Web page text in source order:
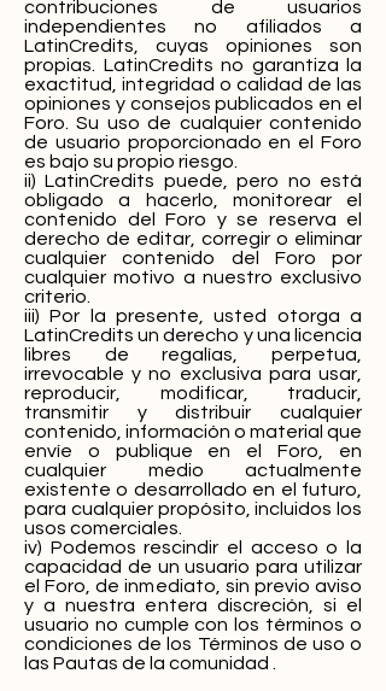
contribuciones de usuarios
independientes no afiliados a
LatinCredits, cuyas opiniones son
propias. LatinCredits no garantiza la
exactitud, integridad o calidad de las
opiniones y consejos publicados en el
Foro. Su uso de cualquier contenido
de usuario proporcionado en el Foro
es bajo su propio riesgo.
ii) LatinCredits puede, pero no está
obligado a hacerlo, monitorear el
contenido del Foro y se reserva el
derecho de editar, corregir o eliminar
cualquier contenido del Foro por
cualquier motivo a nuestro exclusivo
criterio.
iii) Por la presente, usted otorga a
LatinCredits un derecho y una licencia
libres de regalías, perpetua,
irrevocable y no exclusiva para usar,
reproducir, modificar, traducir,
transmitir y distribuir cualquier
contenido, información o material que
envíe o publique en el Foro, en
cualquier medio actualmente
existente o desarrollado en el futuro,
para cualquier propósito, incluidos los
usos comerciales.
iv) Podemos rescindir el acceso o la
capacidad de un usuario para utilizar
el Foro, de inmediato, sin previo aviso
y a nuestra entera discreción, si el
usuario no cumple con los términos o
condiciones de los Términos de uso o
las Pautas de la comunidad .